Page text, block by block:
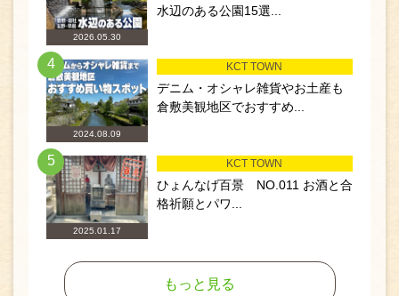
2026.05.30
水辺のある公園15選...
4
2024.08.09
KCT TOWN
デニム・オシャレ雑貨やお土産も
倉敷美観地区でおすすめ...
5
2025.01.17
KCT TOWN
ひょんなげ百景 NO.011 お酒と合
格祈願とパワ...
もっと見る